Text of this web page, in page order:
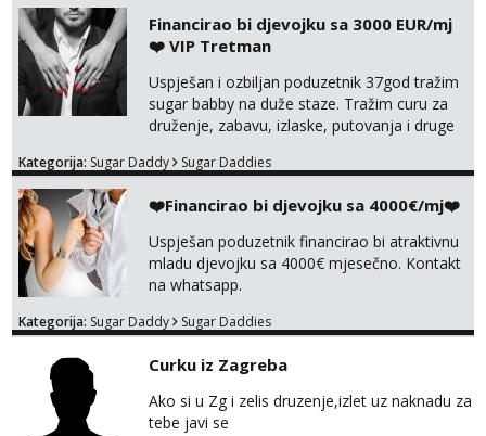
Financirao bi djevojku sa 3000 EUR/mj
❤️ VIP Tretman
Uspješan i ozbiljan poduzetnik 37god tražim
sugar babby na duže staze. Tražim curu za
druženje, zabavu, izlaske, putovanja i druge
otvorena, komunikativna, zgodna i atraktivna
markodalic37@gmail.com
Kategorija: Sugar Daddy Sugar Daddies
❤️Financirao bi djevojku sa 4000€/mj❤️
Uspješan poduzetnik financirao bi atraktivnu
mladu djevojku sa 4000€ mjesečno. Kontakt
na whatsapp.
Kategorija: Sugar Daddy Sugar Daddies
Curku iz Zagreba
Ako si u Zg i zelis druzenje,izlet uz naknadu za
tebe javi se